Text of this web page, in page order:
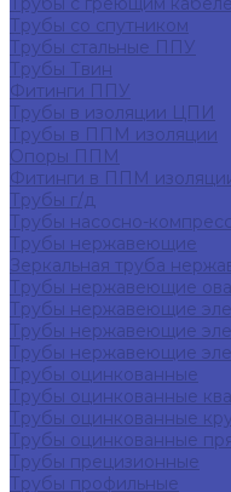
Трубы со спутником
Трубы стальные ППУ
Трубы Твин
Фитинги ППУ
Трубы в изоляции ЦПИ
Трубы в ППМ изоляции
Опоры ППМ
Фитинги в ППМ
Трубы г/д
Трубы насосно-
Трубы нержавеющие
Зеркальная труба
Трубы нержавеющие
Трубы нержавеющие
Трубы нержавеющие
Трубы нержавеющие
Трубы оцинкованные
Трубы оцинкованные
Трубы оцинкованные
Трубы оцинкованные
Трубы прецизионные
Трубы профильные